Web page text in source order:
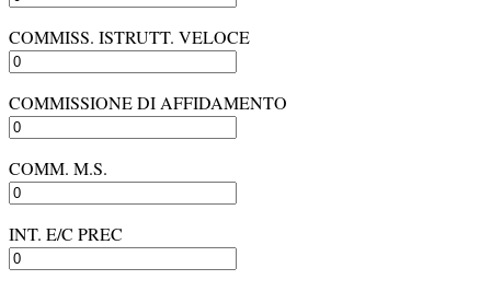
COMMISS. ISTRUTT. VELOCE
COMMISSIONE DI AFFIDAMENTO
COMM. M.S.
INT. E/C PREC